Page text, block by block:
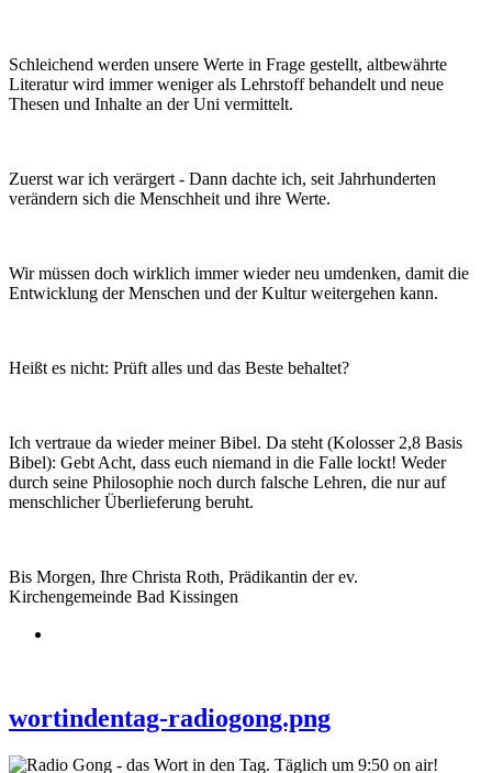
Schleichend werden unsere Werte in Frage gestellt, altbewährte
Literatur wird immer weniger als Lehrstoff behandelt und neue
Thesen und Inhalte an der Uni vermittelt.
Zuerst war ich verärgert - Dann dachte ich, seit Jahrhunderten
verändern sich die Menschheit und ihre Werte.
Wir müssen doch wirklich immer wieder neu umdenken, damit die
Entwicklung der Menschen und der Kultur weitergehen kann.
Heißt es nicht: Prüft alles und das Beste behaltet?
Ich vertraue da wieder meiner Bibel. Da steht (Kolosser 2,8 Basis
Bibel): Gebt Acht, dass euch niemand in die Falle lockt! Weder
durch seine Philosophie noch durch falsche Lehren, die nur auf
menschlicher Überlieferung beruht.
Bis Morgen, Ihre Christa Roth, Prädikantin der ev.
Kirchengemeinde Bad Kissingen
wortindentag-radiogong.png